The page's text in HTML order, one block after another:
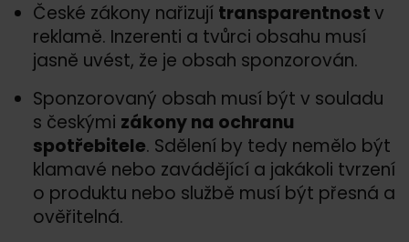
České zákony nařizují transparentnostv
reklamě. Inzerenti a tvůrci obsahu musí
jasně uvést, že je obsah sponzorován.
Sponzorovaný obsah musí být v souladu
s českými zákony na ochranu
spotřebitele. Sdělení by tedy nemělo být
klamavé nebo zavádějící a jakákoli tvrzení
o produktu nebo službě musí být přesná a
ověřitelná.